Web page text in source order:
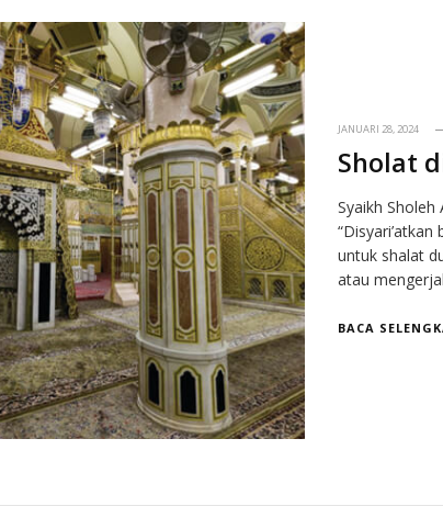
JANUARI 28, 2024
Sholat
Syaikh
untuk shalat
atau
BACA